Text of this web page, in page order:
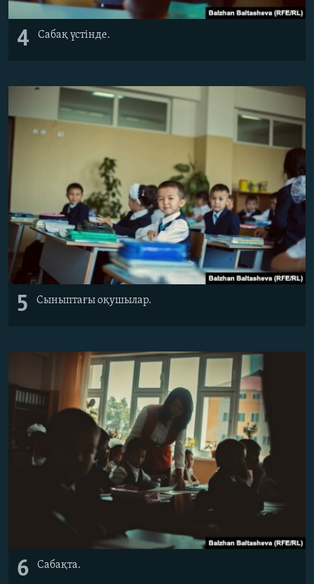
4 Сабақ үстінде.
5 Сыныптағы оқушылар.
6 Сабақта.